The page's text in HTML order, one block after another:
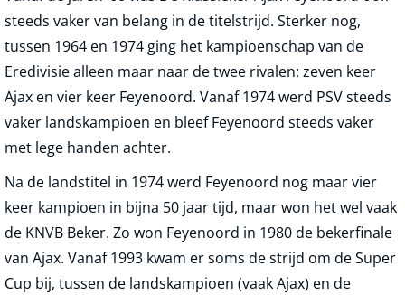
steeds vaker van belang in de titelstrijd. Sterker nog,
tussen 1964 en 1974 ging het kampioenschap van de
Eredivisie alleen maar naar de twee rivalen: zeven keer
Ajax en vier keer Feyenoord. Vanaf 1974 werd PSV steeds
vaker landskampioen en bleef Feyenoord steeds vaker
met lege handen achter.
Na de landstitel in 1974 werd Feyenoord nog maar vier
keer kampioen in bijna 50 jaar tijd, maar won het wel vaak
de KNVB Beker. Zo won Feyenoord in 1980 de bekerfinale
van Ajax. Vanaf 1993 kwam er soms de strijd om de Super
Cup bij, tussen de landskampioen (vaak Ajax) en de